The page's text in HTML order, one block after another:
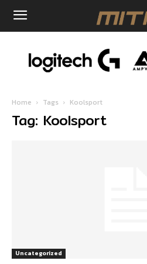
Home Tags Koolsport
Tag: Koolsport
Uncategorized